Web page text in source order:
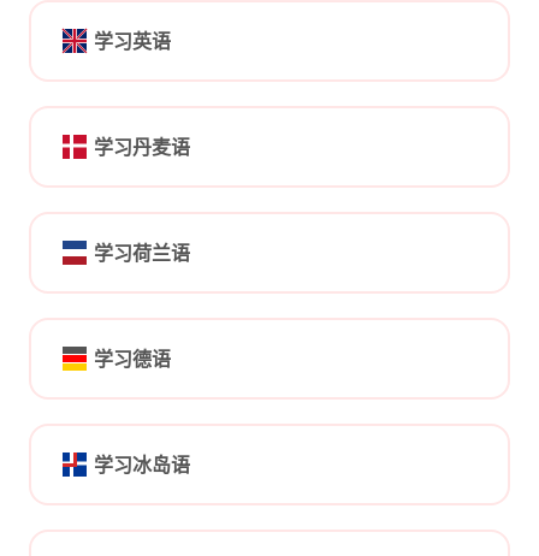
学习英语
学习丹麦语
学习荷兰语
学习德语
学习冰岛语